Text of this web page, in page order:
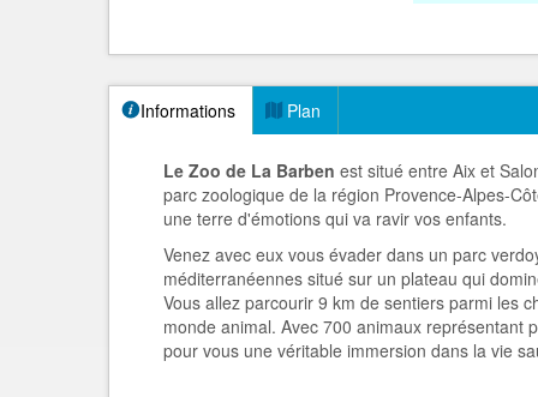
Informations Plan
Le Zoo de La Barben est situé entre Aix et
parc zoologique de la région Provence-Alpes-
une terre d'émotions qui va ravir vos enfants.
Venez avec eux vous évader dans un parc
méditerranéennes situé sur un plateau qui
Vous allez parcourir 9 km de sentiers parmi les
monde animal. Avec 700 animaux représentant
pour vous une véritable immersion dans la vie